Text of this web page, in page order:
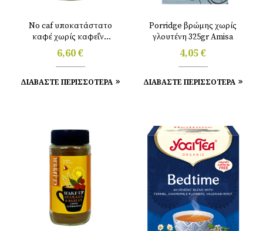
No caf υποκατάστατο
καφέ χωρίς καφεΐνη
100gr Clipper
6,60€
ΔΙΑΒΑΣΤΕ ΠΕΡΙΣΣΟΤΕΡΑ
Porridge βρώμης χωρίς
γλουτένη 325gr Amisa
4,05€
ΔΙΑΒΑΣΤΕ ΠΕΡΙΣΣΟΤΕΡΑ